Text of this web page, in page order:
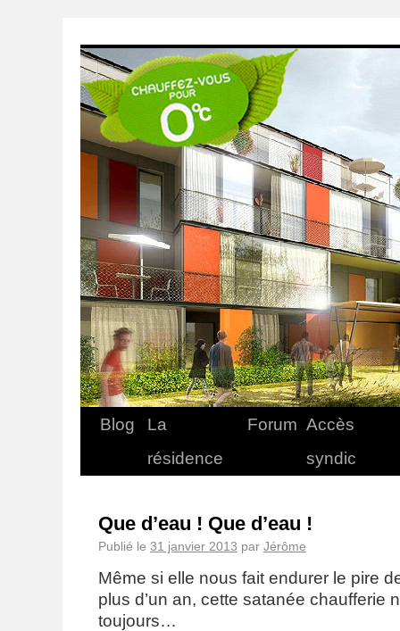
Blog
La
résidence
Forum Accès
syndic
Que d’eau ! Que d’eau !
Publié le 31 janvier 2013 par Jérôme
Même si elle nous fait endurer le pire
plus d’un an, cette satanée chaufferie
toujours…